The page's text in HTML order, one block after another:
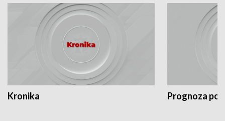
Kronika Prognoza